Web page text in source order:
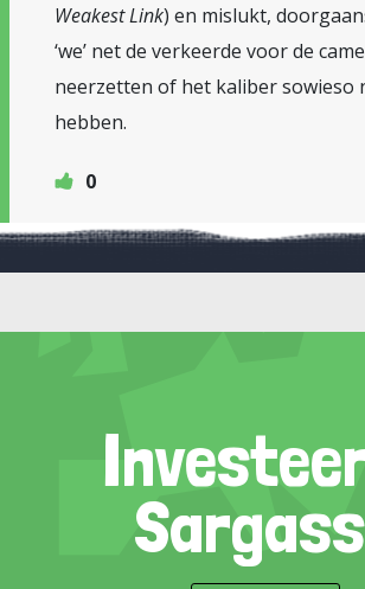
Weakest Link) en mislukt,
‘we’ net de verkeerde voor de
neerzetten of het kaliber sowieso
hebben.
0